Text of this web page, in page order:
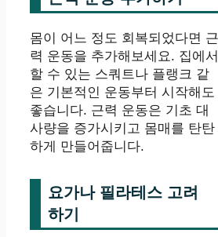
몸이 어느 정도 회복되었다면 근
력 운동을 추가해보세요. 집에서
할 수 있는 스쿼트나 플랭크 같
은 기본적인 운동부터 시작해도
좋습니다. 근력 운동은 기초 대
사량을 증가시키고 몸매를 탄탄
하게 만들어줍니다.
요가나 필라테스 고려
하기